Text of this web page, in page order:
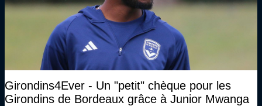
Girondins4Ever - Un "petit" chèque pour les
Girondins de Bordeaux grâce à Junior Mwanga